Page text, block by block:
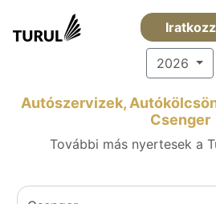
2026
Autószervizek,
Csenger
További más nyertesek a